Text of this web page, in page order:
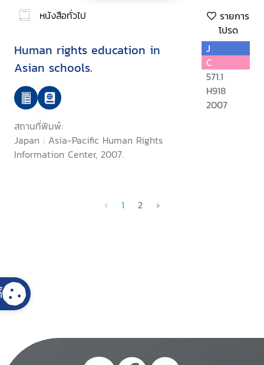
หนังสือทั่วไป
รายการ
โปรด
Human rights education in
Asian schools.
สถานที่พิมพ์:
Japan : Asia-Pacific Human Rights
Information Center, 2007.
J
C
571.1
H918
2007
‹ 1 2 ›